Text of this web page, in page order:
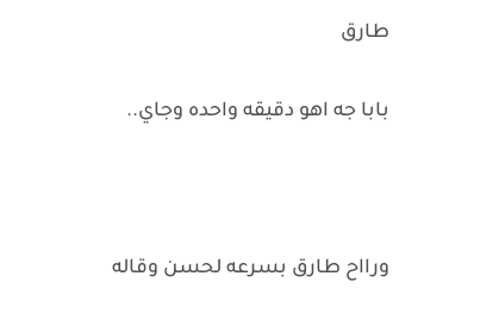
طارق
بابا جه اهو دقيقه واحده وجاي..
ورااح طارق بسرعه لحسن وقاله